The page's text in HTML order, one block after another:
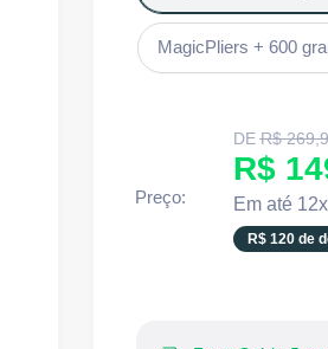
MagicPliers + 600
Preço:
DE
missing:
pt-
R$
pt-
R$
Em até
R$ 120 de